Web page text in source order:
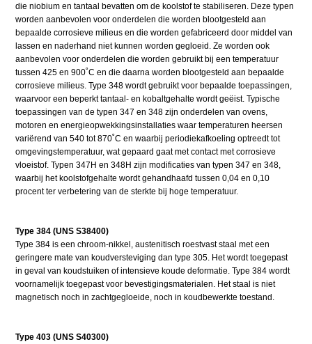
die niobium en tantaal bevatten om de koolstof te stabiliseren. Deze typen
worden aanbevolen voor onderdelen die worden blootgesteld aan
bepaalde corrosieve milieus en die worden gefabriceerd door middel van
lassen en naderhand niet kunnen worden gegloeid. Ze worden ook
aanbevolen voor onderdelen die worden gebruikt bij een temperatuur
tussen 425 en 900˚C en die daarna worden blootgesteld aan bepaalde
corrosieve milieus. Type 348 wordt gebruikt voor bepaalde toepassingen,
waarvoor een beperkt tantaal- en kobaltgehalte wordt geëist. Typische
toepassingen van de typen 347 en 348 zijn onderdelen van ovens,
motoren en energieopwekkingsinstallaties waar temperaturen heersen
variërend van 540 tot 870˚C en waarbij periodiekafkoeling optreedt tot
omgevingstemperatuur, wat gepaard gaat met contact met corrosieve
vloeistof. Typen 347H en 348H zijn modificaties van typen 347 en 348,
waarbij het koolstofgehalte wordt gehandhaafd tussen 0,04 en 0,10
procent ter verbetering van de sterkte bij hoge temperatuur.
Type 384 (UNS S38400)
Type 384 is een chroom-nikkel, austenitisch roestvast staal met een
geringere mate van koudversteviging dan type 305. Het wordt toegepast
in geval van koudstuiken of intensieve koude deformatie. Type 384 wordt
voornamelijk toegepast voor bevestigingsmaterialen. Het staal is niet
magnetisch noch in zachtgegloeide, noch in koudbewerkte toestand.
Type 403 (UNS S40300)